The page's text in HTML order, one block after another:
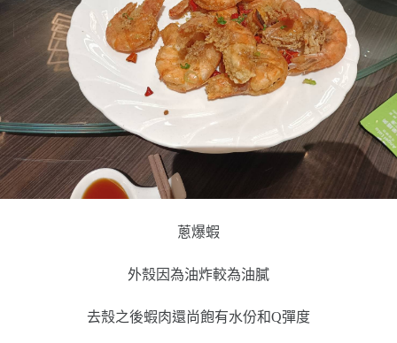
蔥爆蝦
外殼因為油炸較為油膩
去殼之後蝦肉還尚飽有水份和Q彈度